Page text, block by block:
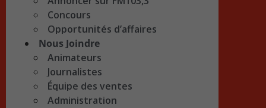
Concours
Opportunités d’affaires
Nous Joindre
Animateurs
Journalistes
Équipe des ventes
Administration